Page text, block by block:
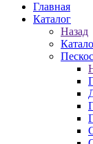
Главная
Каталог
Назад